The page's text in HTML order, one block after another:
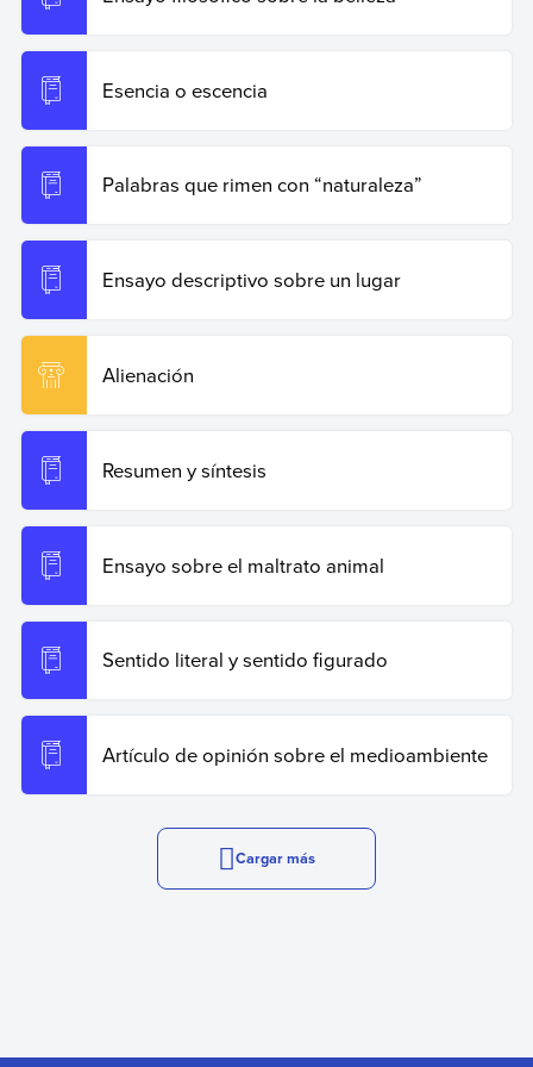
Esencia o escencia
Palabras que rimen con “naturaleza”
Ensayo descriptivo sobre un lugar
Alienación
Resumen y síntesis
Ensayo sobre el maltrato animal
Sentido literal y sentido figurado
Artículo de opinión sobre el medioambiente
Cargar más